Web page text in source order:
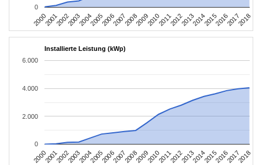
2000200120022003200420052006200720082009201020112012201320142015201620172018
0
Installierte Leistung (kWp)
2000200120022003200420052006200720082009201020112012201320142015201620172018
0
2.000
4.000
6.000